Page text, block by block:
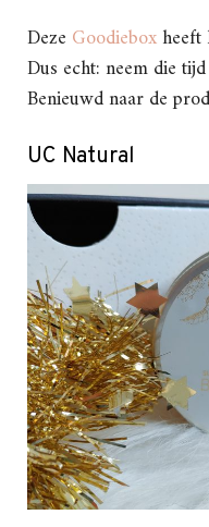
Deze Goodieboxheeft
Dus echt: neem die
Benieuwd naar de
UC Natural